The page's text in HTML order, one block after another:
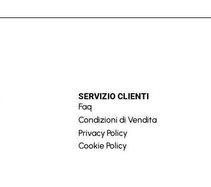
SERVIZIO CLIENTI
Faq
Condizioni di Vendita
Privacy Policy
Cookie Policy